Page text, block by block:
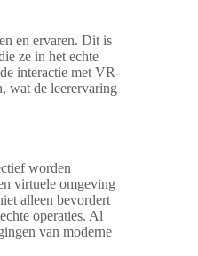
en ervaren. Dit is
ze in het echte
interactie met VR-
wat de leerervaring
worden
virtuele omgeving
alleen bevordert
operaties. Al
van moderne